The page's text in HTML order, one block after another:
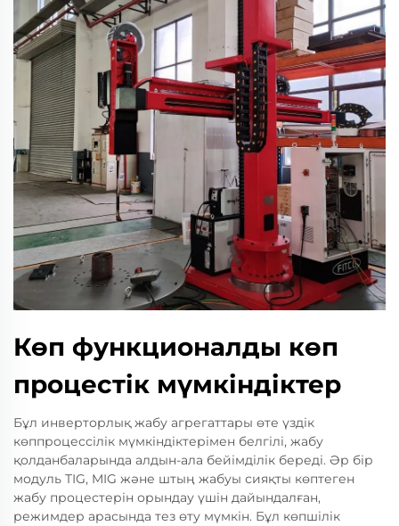
Көп функционалды көп
процестік мүмкіндіктер
Бұл инверторлық жабу агрегаттары өте үздік
көппроцессілік мүмкіндіктерімен белгілі, жабу
қолданбаларында алдын-ала бейімділік береді. Әр бір
модуль TIG, MIG және штың жабуы сияқты көптеген
жабу процестерін орындау үшін дайындалған,
режимдер арасында тез өту мүмкін. Бұл көпшілік